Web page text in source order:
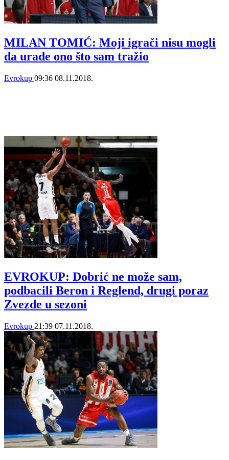
MILAN TOMIĆ: Moji igrači nisu mogli
da urade ono što sam tražio
Evrokup 09:36 08.11.2018.
EVROKUP: Dobrić ne može sam,
podbacili Beron i Reglend, drugi poraz
Zvezde u sezoni
Evrokup 21:39 07.11.2018.